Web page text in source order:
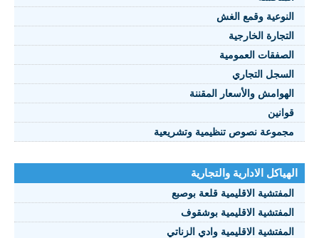
وقمع الغش
الخارجية
العمومية
التجاري
والأسعار المقننة
نصوص تنظيمية وتشريعية
الادارية والتجارية
الاقليمية قلعة بوصبع
الاقليمية بوشقوف
الاقليمية وادي الزناتي